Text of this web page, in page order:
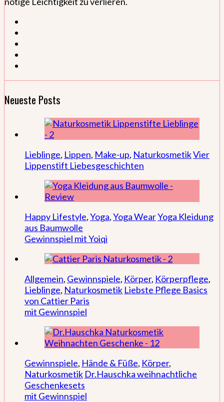
Neueste Posts
Lieblinge, Lippen, Make-up, NaturkosmetikVier
Lippenstift Liebesgeschichten
Happy Lifestyle,Yoga,Yoga WearYoga Kleidung
aus Baumwolle
Gewinnspiel mit Yoiqi
Allgemein, Gewinnspiele, Körper, Körperpflege,
Lieblinge, Naturkosmetik Liebste Pflege Basics
von Cattier Paris
mit Gewinnspiel
Gewinnspiele, Hände & Füße, Körper,
Naturkosmetik Dr.Hauschka weihnachtliche
Geschenkesets
mit Gewinnspiel